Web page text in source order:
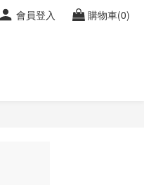
會員登入 購物車(0)